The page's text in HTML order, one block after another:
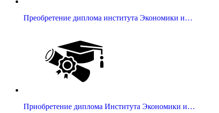
Преобретение диплома института Экономики и…
Приобретение диплома Института Экономики и…